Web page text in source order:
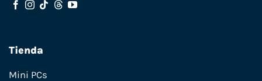
Tienda
Mini PCs